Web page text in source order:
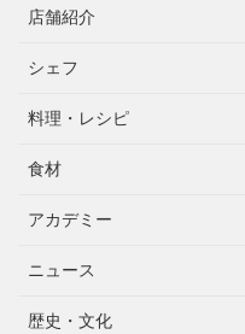
店舗紹介
シェフ
料理・レシピ
食材
アカデミー
ニュース
歴史・文化